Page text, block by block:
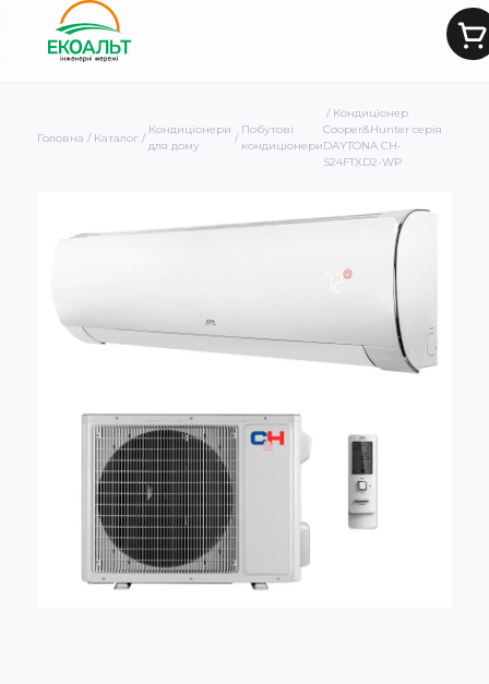
Головна / Каталог/
Кондиціонери
для дому
/
Побутові
кондиціонери
/ Кондиціонер
Cooper&Hunter серія
DAYTONA CH-
S24FTXD2-WP